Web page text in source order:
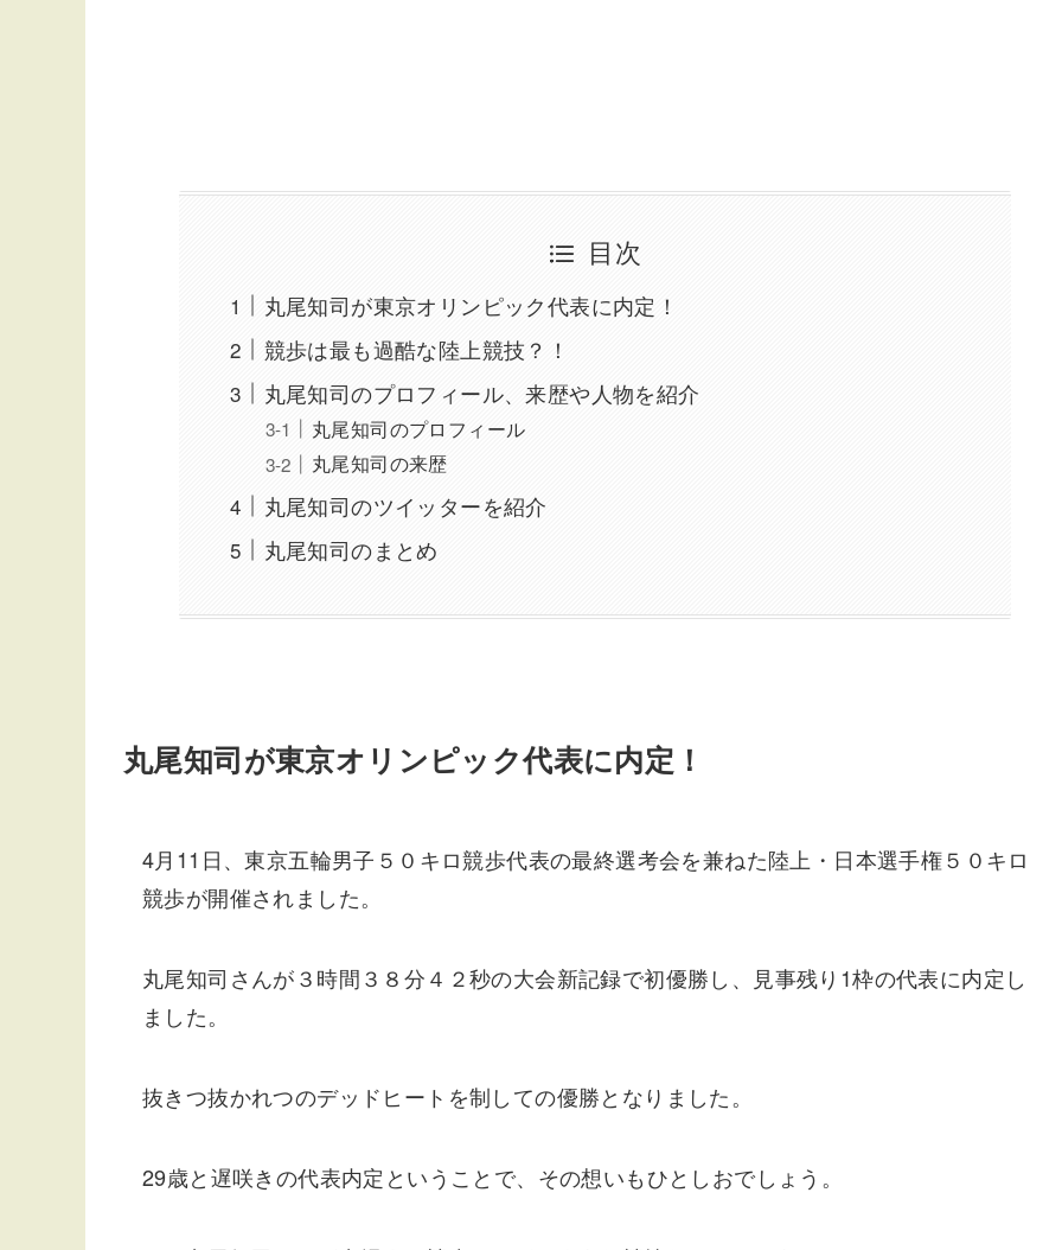
目次
丸尾知司が東京オリンピック代表に内定！
競歩は最も過酷な陸上競技？！
丸尾知司のプロフィール、来歴や人物を紹介
丸尾知司のプロフィール
丸尾知司の来歴
丸尾知司のツイッターを紹介
丸尾知司のまとめ
丸尾知司が東京オリンピック代表に内定！
4月11日、東京五輪男子５０キロ競歩代表の最終選考会を兼ねた陸上・日本選手権５０キロ
競歩が開催されました。
丸尾知司さんが３時間３８分４２秒の大会新記録で初優勝し、見事残り1枠の代表に内定し
ました。
抜きつ抜かれつのデッドヒートを制しての優勝となりました。
29歳と遅咲きの代表内定ということで、その想いもひとしおでしょう。